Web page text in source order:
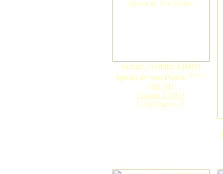
Ardaiz / Ardaitz ERRO.
Iglesia de San Pedro. nuevo
(MCM)
Ardaitz ERRO
Comentarios: 0